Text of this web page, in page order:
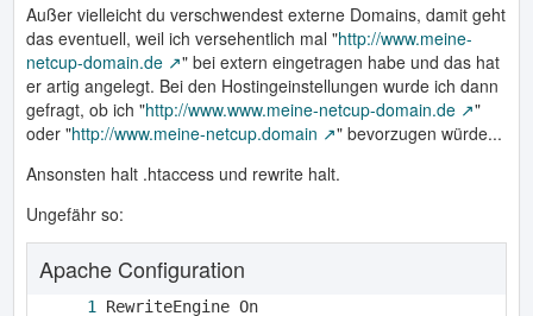
Außer vielleicht du verschwendest externe Domains, damit geht
das eventuell, weil ich versehentlich mal "http://www.meine-
netcup-domain.de
" bei extern eingetragen habe und das hat
er artig angelegt. Bei den Hostingeinstellungen wurde ich dann
gefragt, ob ich "http://www.www.meine-netcup-domain.de
"
oder "http://www.meine-netcup.domain
" bevorzugen würde...
Ansonsten halt .htaccess und rewrite halt.
Ungefähr so:
Apache Configuration